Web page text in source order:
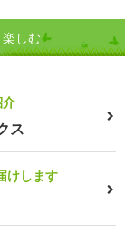
しむ
ス
けします